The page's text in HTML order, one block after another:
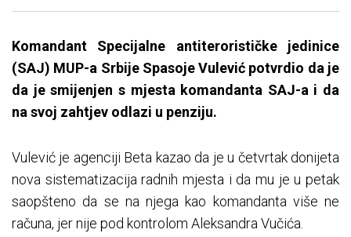
Komandant Specijalne antiterorističke jedinice
(SAJ) MUP-a Srbije Spasoje Vulević potvrdio da je
da je smijenjen s mjesta komandanta SAJ-a i da
na svoj zahtjev odlazi u penziju.
Vulević je agenciji Beta kazao da je u četvrtak donijeta
nova sistematizacija radnih mjesta i da mu je u petak
saopšteno da se na njega kao komandanta više ne
računa, jer nije pod kontrolom Aleksandra Vučića.